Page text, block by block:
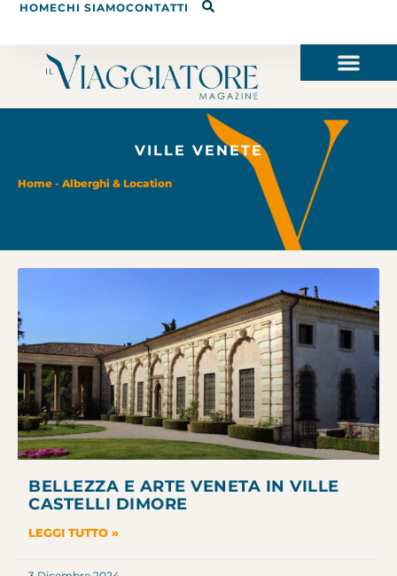
HOMECHI SIAMOCONTATTI
VILLE VENETE
Home - Alberghi & Location
BELLEZZA E ARTE VENETA IN VILLE
CASTELLI DIMORE
LEGGI TUTTO »